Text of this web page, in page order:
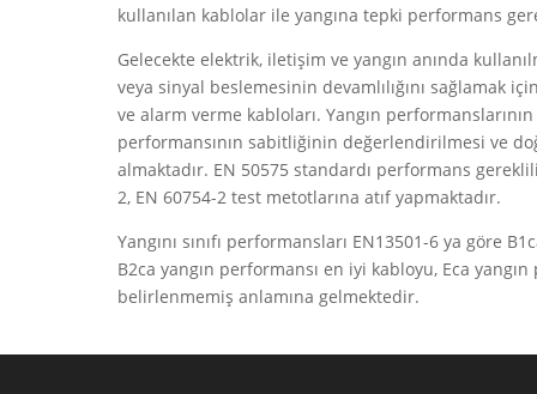
kullanılan kablolar ile yangına tepki performans
Gelecekte elektrik, iletişim ve yangın anında
veya sinyal beslemesinin devamlılığını sağlamak
ve alarm verme kabloları. Yangın
performansının sabitliğinin değerlendirilmesi ve
almaktadır. EN 50575 standardı performans
2, EN 60754-2 test metotlarına atıf yapmaktadır.
Yangını sınıfı performansları EN13501-6 ya göre
B2ca yangın performansı en iyi kabloyu, Eca
belirlenmemiş anlamına gelmektedir.